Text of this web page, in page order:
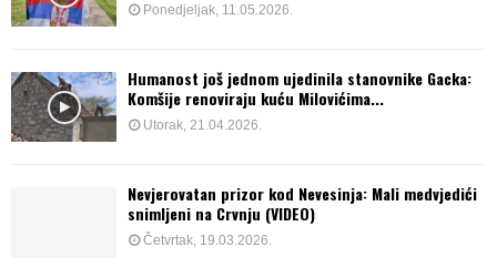
Ponedjeljak, 11.05.2026.
Humanost još jednom ujedinila stanovnike Gacka:
Komšije renoviraju kuću Milovićima...
Utorak, 21.04.2026.
Nevjerovatan prizor kod Nevesinja: Mali medvjedići
snimljeni na Crvnju (VIDEO)
Četvrtak, 19.03.2026.